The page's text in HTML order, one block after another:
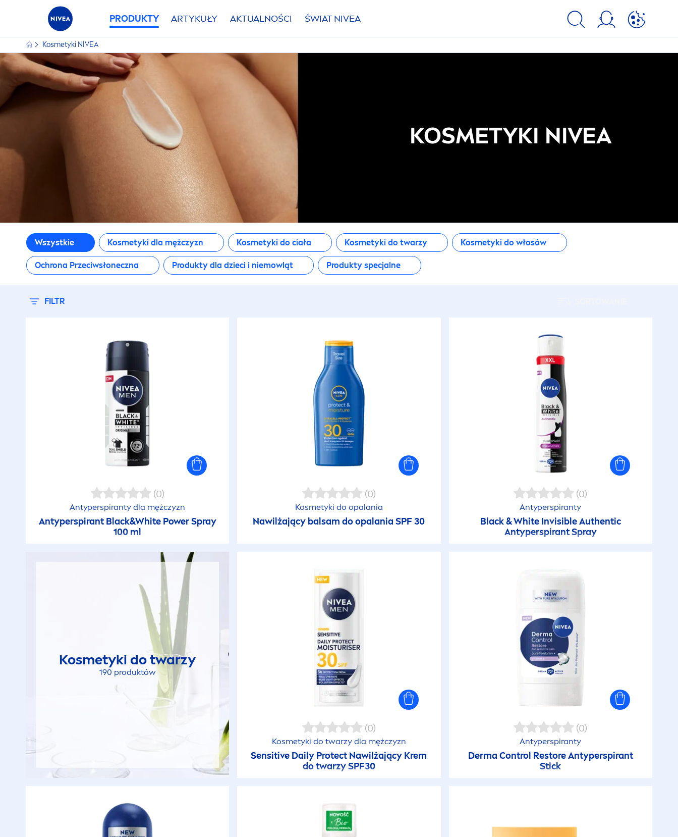
PRODUKTY ARTYKUŁY AKTUALNOŚCI ŚWIATNIVEA
Kosmetyki NIVEA
KOSMETYKI NIVEA
Wszystkie Kosmetyki dla mężczyzn Kosmetyki do ciała Kosmetyki do twarzy Kosmetyki do włosów
Ochrona Przeciwsłoneczna Produkty dla dzieci i niemowląt Produkty specjalne
FILTR
(0)
Antyperspiranty dla mężczyzn
AntyperspirantBlack&WhitePower Spray
100 ml
(0)
Kosmetyki do opalania
Nawilżający balsam do opalania SPF 30
(0)
Antyperspiranty
Black&WhiteInvisible Authentic
Antyperspirant Spray
Kosmetyki do twarzy
190 produktów
(0)
Kosmetyki do twarzy dla mężczyzn
Sensitive Daily ProtectNawilżający Krem
do twarzy SPF30
(0)
Antyperspiranty
Derma Control Restore Antyperspirant
Stick